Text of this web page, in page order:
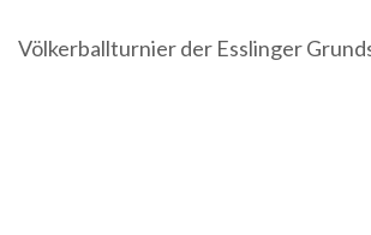
Völkerballturnier der Esslinger